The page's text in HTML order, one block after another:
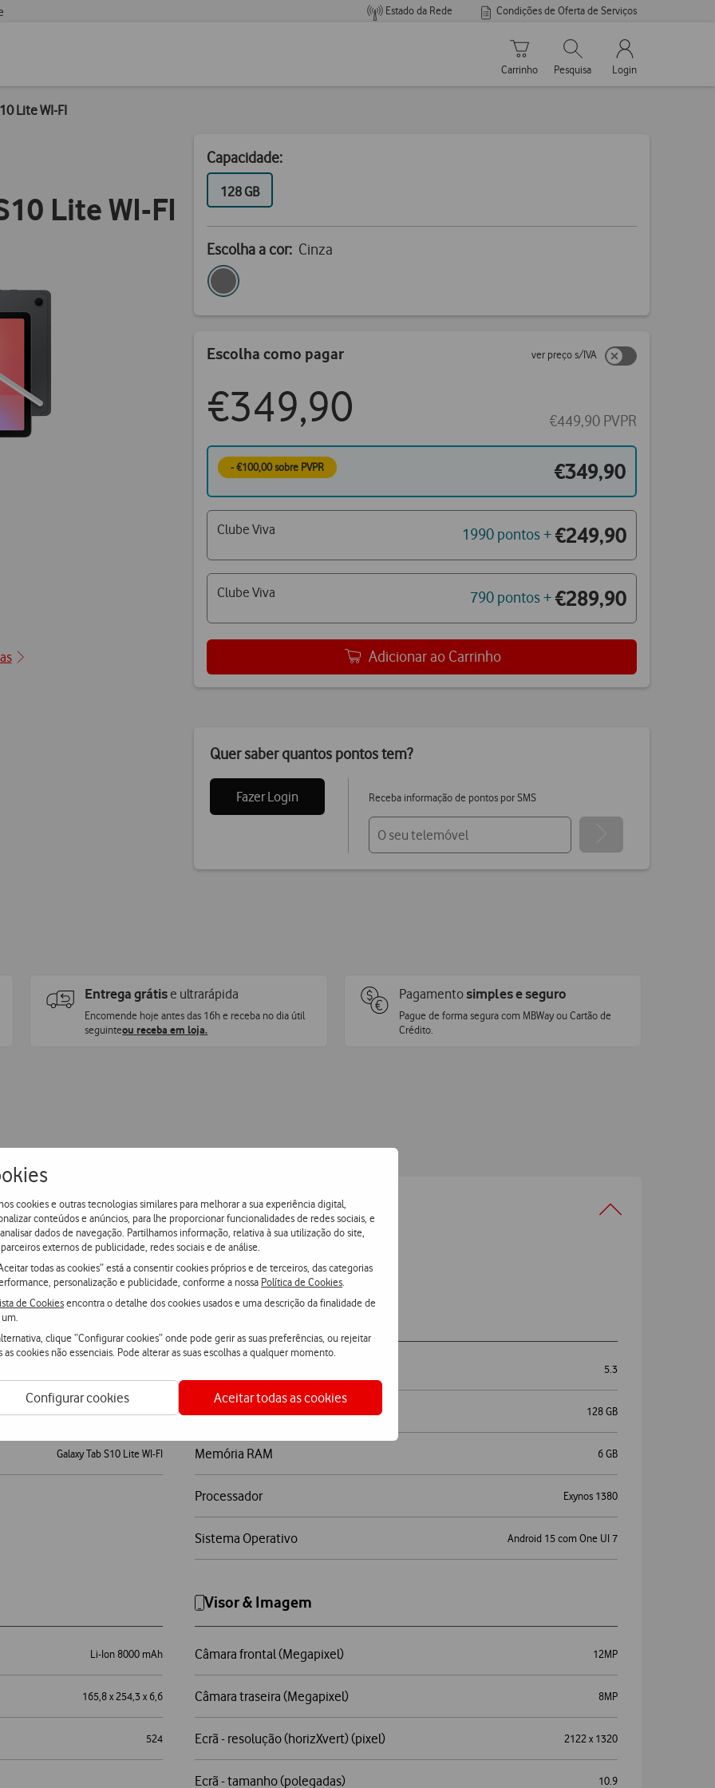
cookies e outras tecnologias similares para melhorar a sua experiência digital,
conteúdos e anúncios, para lhe proporcionar funcionalidades de redes sociais, e
dados de navegação. Partilhamos informação, relativa à sua utilização do site,
externos de publicidade, redes sociais e de análise.
todas as cookies” está a consentir cookies próprios e de terceiros, das categorias
personalização e publicidade, conforme a nossa Política de Cookies
de Cookiesencontra o detalhe dos cookies usados e uma descrição da finalidade de
clique “Configurar cookies” onde pode gerir as suas preferências, ou rejeitar
as cookies não essenciais. Pode alterar as suas escolhas a qualquer momento.
Configurar cookies Aceitar todas as cookies
Estado da Rede Condições de Oferta de Serviços
Carrinho de compras
Carrinho
Pesquisar
Pesquisa
My Vodafone
Login
Lite WI-FI
Lite WI-FI
Capacidade:
128 GBGB
Escolha a cor: Cinza
Escolha como pagar ver preço s/IVA
€349,90 €449,90 PVPR
- €100,00 sobre PVPR €349,90
Clube Viva 1990 pontos + €249,90
Clube Viva 790 pontos + €289,90
Adicionar ao Carrinho
Quer saber quantos pontos tem?
Fazer Login Receba informação de pontos por SMS
Entrega grátis e ultrarápida
Encomende hoje antes das 16h e receba no dia útil
seguinteou receba em loja.
Pagamentosimples e seguro
Pague de forma segura com MBWay ou Cartão de
Crédito.
Galaxy Tab S10 Lite WI-FI
5.3
128 GB
Memória RAM 6 GB
Processador Exynos 1380
Sistema Operativo Android 15 com One UI 7
Li-Ion 8000 mAh
165,8 x 254,3 x 6,6
524
Visor & Imagem
Câmara frontal (Megapixel) 12MP
Câmara traseira (Megapixel) 8MP
Ecrã - resolução (horizXvert) (pixel) 2122 x 1320
Ecrã - tamanho (polegadas) 10.9